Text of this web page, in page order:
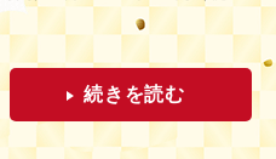
続きを読む